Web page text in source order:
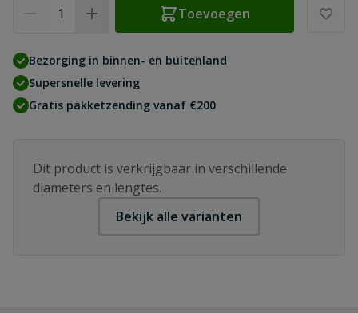
Toevoegen
Bezorging in binnen- en buitenland
Supersnelle levering
Gratis pakketzending vanaf €200
Dit product is verkrijgbaar in verschillende
diameters en lengtes.
Bekijk alle varianten